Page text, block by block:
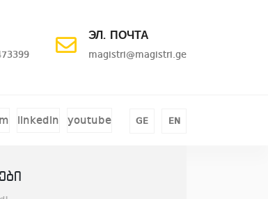
ЭЛ. ПОЧТА
magistri@magistri.ge
linkedin youtube GE EN